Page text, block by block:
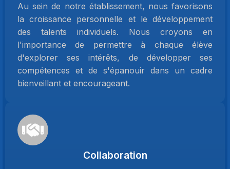
Au sein de notre établissement, nous favorisons
la croissance personnelle et le développement
des talents individuels. Nous croyons en
l'importance de permettre à chaque élève
d'explorer ses intérêts, de développer ses
compétences et de s'épanouir dans un cadre
bienveillant et encourageant.
Collaboration